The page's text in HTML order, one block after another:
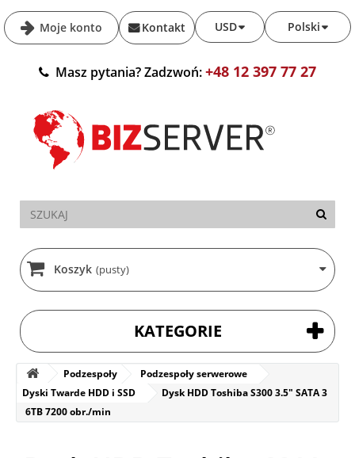
Moje konto Polski
USD
Kontakt
Masz pytania? Zadzwoń:+48 12 397 77 27
Koszyk (pusty)
KATEGORIE
Podzespoły
Podzespoły serwerowe
Dyski Twarde HDD i SSD
Dysk HDD Toshiba S300 3.5" SATA 3
6TB 7200 obr./min